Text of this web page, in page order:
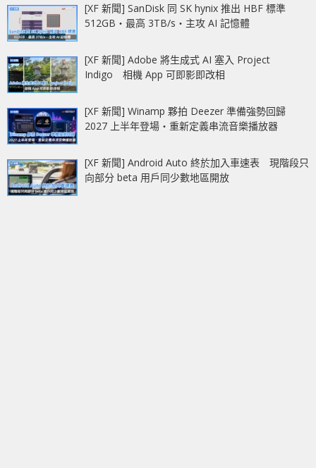
[XF 新聞] SanDisk 同 SK hynix 推出 HBF 標準
512GB‧最高 3TB/s‧主攻 AI 記憶體
[XF 新聞] Adobe 將生成式 AI 塞入 Project
Indigo 相機 App 可即影即改相
[XF 新聞] Winamp 夥拍 Deezer 準備強勢回歸
2027 上半年登場‧重新定義串流音樂播放器
[XF 新聞] Android Auto 終於加入車速表 現階段只
向部分 beta 用戶同少數地區開放